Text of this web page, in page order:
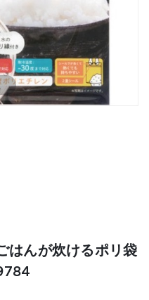
はんが炊けるポリ袋